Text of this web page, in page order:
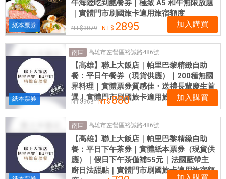
紙本票券
牛海陸吃到飽餐券｜極致 A5 和牛無限放題
｜實體門市刷國旅卡適用旅宿額度
3079 2895 加入購買
紙本票券
南區 高雄市左營區裕誠路486號
【高雄】聯上大飯店｜帕里巴黎精緻自助
餐：平日午餐券（現貨供應）｜200種無國
界料理｜實體票券質感佳・送禮長輩慶生首
選｜實體門市刷國旅卡適用旅宿額度
968 880 加入購買
南區 高雄市左營區裕誠路486號
【高雄】聯上大飯店｜帕里巴黎精緻自助
餐：平日下午茶券｜實體紙本票券（現貨供
應）｜假日下午茶僅補55元｜法國藍帶主
廚日法甜點｜實體門市刷國旅卡適用旅宿額